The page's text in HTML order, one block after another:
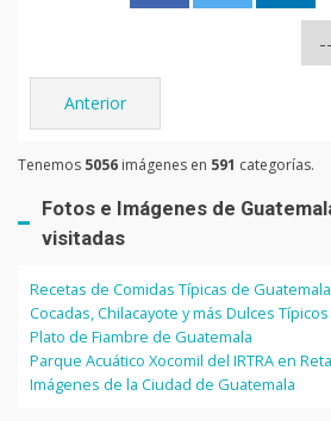
Anterior
Tenemos 5056 imágenes en 591 categorías.
Fotos e Imágenes de
visitadas
Recetas de Comidas Típicas de Guatemala
Cocadas, Chilacayote y más Dulces
Plato de Fiambre de Guatemala
Parque Acuático Xocomil del IRTRA en
Imágenes de la Ciudad de Guatemala